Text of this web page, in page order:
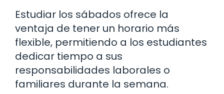
Estudiar los sábados ofrece la
ventaja de tener un horario más
flexible, permitiendo a los estudiantes
dedicar tiempo a sus
responsabilidades laborales o
familiares durante la semana.